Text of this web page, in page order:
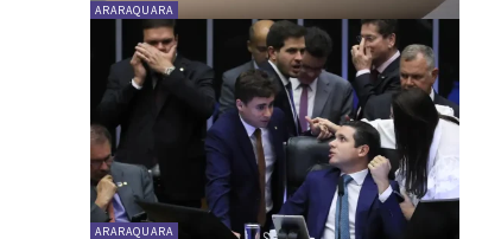
ARARAQUARA
ARARAQUARA